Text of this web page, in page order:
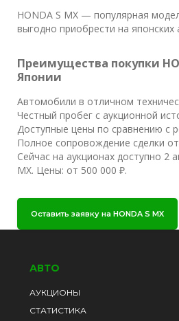
HONDA S MX — популярная
выгодно приобрести на японских
Преимущества покупки
Японии
Автомобили в отличном
Честный пробег с аукционной
Доступные цены по сравнению с
Полное сопровождение сделки
Сейчас на аукционах доступно 2
MX. Цены: от 500 000 ₽.
Оставить заявку на HONDA S MX
АВТО
АУКЦИОНЫ
СТАТИСТИКА